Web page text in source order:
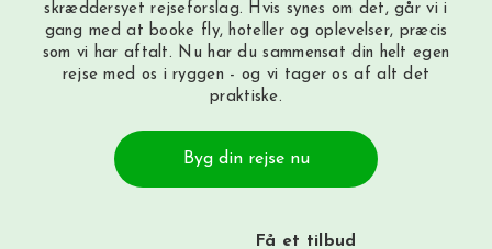
skræddersyet rejseforslag. Hvis synes om det, går vi i
gang med at booke fly, hoteller og oplevelser, præcis
som vi har aftalt. Nu har du sammensat din helt egen
rejse med os i ryggen - og vi tager os af alt det
praktiske.
Byg din rejse nu
Få et tilbud